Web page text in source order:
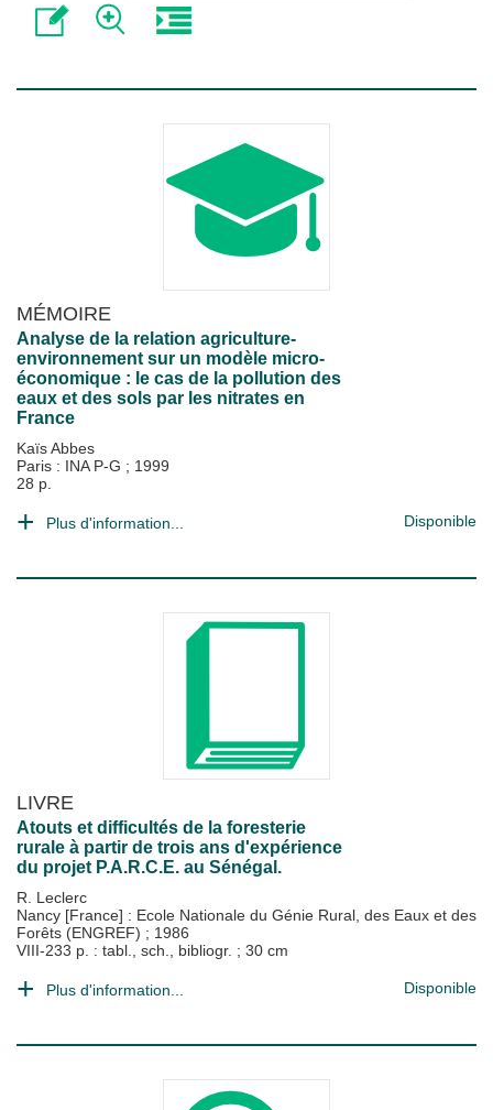
MÉMOIRE
Analyse de la relation agriculture-
environnement sur un modèle micro-
économique : le cas de la pollution des
eaux et des sols par les nitrates en
France
Kaïs Abbes
Paris : INA P-G ; 1999
28 p.
Plus d'information... Disponible
LIVRE
Atouts et difficultés de la foresterie
rurale à partir de trois ans d'expérience
du projet P.A.R.C.E. au Sénégal.
R. Leclerc
Nancy [France] : Ecole Nationale du Génie Rural, des Eaux et des
Forêts (ENGREF) ; 1986
VIII-233 p. : tabl., sch., bibliogr. ; 30 cm
Plus d'information... Disponible